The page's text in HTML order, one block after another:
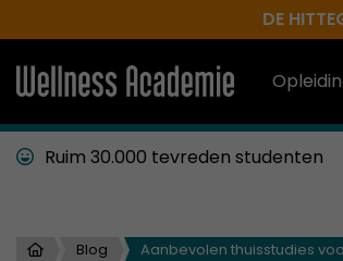
DE
Ruim 30.000 tevreden studenten
Blog Aanbevolen thuisstudies